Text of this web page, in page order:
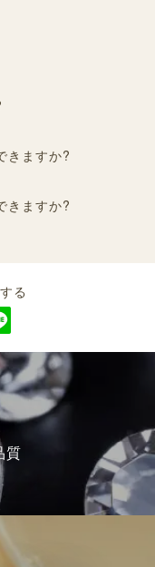
きますか?
きますか?
る
質